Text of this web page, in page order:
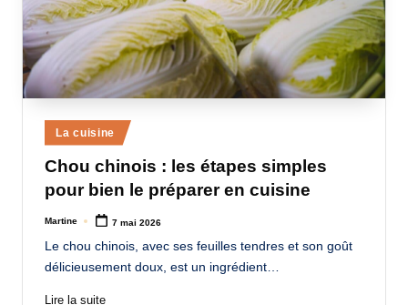
Posted
in
La cuisine
Chou chinois : les étapes simples
pour bien le préparer en cuisine
Posted
Martine 7 mai 2026
Le chou chinois, avec ses feuilles tendres et son goût
délicieusement doux, est un ingrédient…
Lire la suite